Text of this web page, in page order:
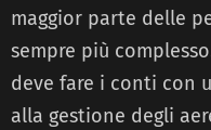
maggior parte delle
sempre più
deve fare i conti con
alla gestione degli